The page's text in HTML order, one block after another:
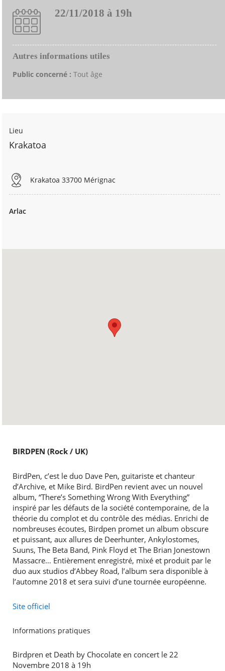
22/11/2018 à 19h
Autres informations utiles
Public concerné : Tout âge
Lieu
Krakatoa
Krakatoa 33700 Mérignac
Arlac
BIRDPEN (Rock / UK)
BirdPen, c’est le duo Dave Pen, guitariste et chanteur
d’Archive, et Mike Bird. BirdPen revient avec un nouvel
album, “There’s Something Wrong With Everything”
inspiré par les défauts de la société contemporaine, de la
théorie du complot et du contrôle des médias. Enrichi de
nombreuses écoutes, Birdpen promet un album obscure
et puissant, aux allures de Deerhunter, Ankylostomes,
Suuns, The Beta Band, Pink Floyd et The Brian Jonestown
Massacre… Entièrement enregistré, mixé et produit par le
duo aux studios d’Abbey Road, l’album sera disponible à
l’automne 2018 et sera suivi d’une tournée européenne.
Site officiel
Informations pratiques
Birdpren et Death by Chocolate en concert le 22
Novembre 2018 à 19h